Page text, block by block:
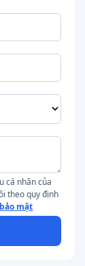
cá nhân của
theo quy định
mật